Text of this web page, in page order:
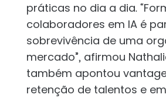
práticas no dia a dia.
colaboradores em IA é
sobrevivência de uma
mercado”, afirmou
também apontou
retenção de talentos e